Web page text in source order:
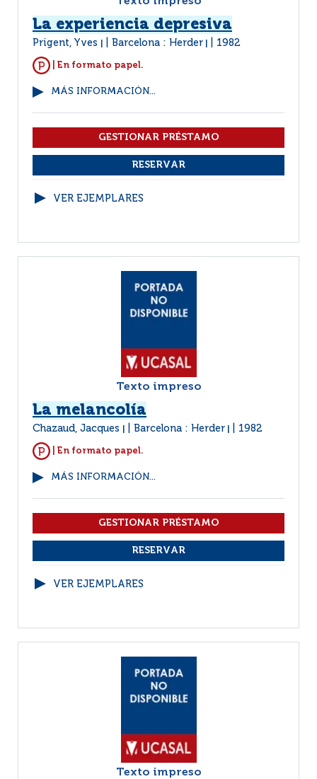
La experiencia depresiva
Prigent, Yves Barcelona : Herder 1982
| En formato papel.
MÁS INFORMACIÓN...
VER EJEMPLARES
Texto impreso
La melancolía
Chazaud, Jacques Barcelona : Herder 1982
| En formato papel.
MÁS INFORMACIÓN...
VER EJEMPLARES
Texto impreso